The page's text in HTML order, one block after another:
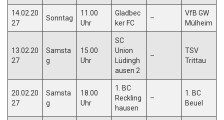
14.02.20
27
Sonntag
11.00
Uhr
Gladbec
ker FC
–
VfB GW
Mülheim
13.02.20
27
Samsta
g
15.00
Uhr
SC
Union
Lüdingh
ausen 2
–
TSV
Trittau
20.02.20
27
Samsta
g
18.00
Uhr
1. BC
Reckling
hausen
–
1. BC
Beuel